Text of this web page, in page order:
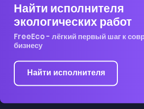
Найти исполнителя
экологических работ
FreeEco - лёгкий первый шаг к
бизнесу
Найти исполнителя